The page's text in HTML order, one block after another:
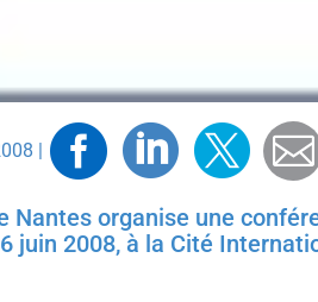
| Facebook
Nantes organise une
juin 2008, à la Cité